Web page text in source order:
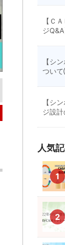
【Ｃ
ジ
【シ
つい
【シ
ジ設
人気